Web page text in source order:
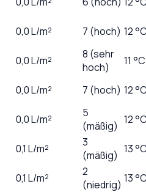
0,0L/m² 7 (hoch) 12
0,0L/m²
8 (sehr
hoch)
11 °C
0,0L/m² 7 (hoch) 12
0,0L/m²
5
(mäßig) 12
0,1 L/m²
3
(mäßig) 13
0,1 L/m²
2
(niedrig) 13